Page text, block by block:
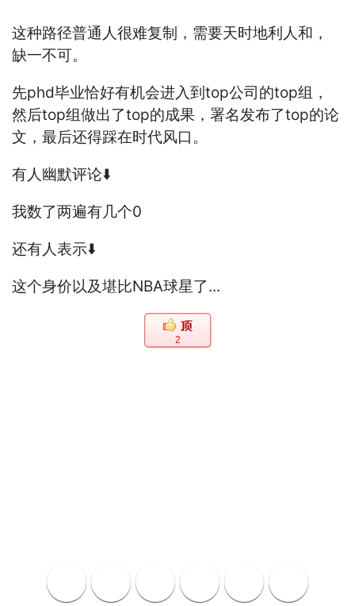
这种路径普通人很难复制，需要天时地利人和，
缺一不可。
先phd毕业恰好有机会进入到top公司的top组，
然后top组做出了top的成果，署名发布了top的论
文，最后还得踩在时代风口。
有人幽默评论⬇️
我数了两遍有几个0
还有人表示⬇️
这个身价以及堪比NBA球星了...
2